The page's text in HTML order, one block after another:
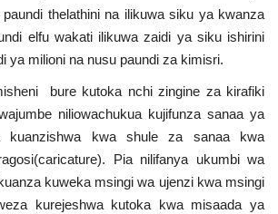
thelathini na ilikuwa siku ya kwanza
elfu wakati ilikuwa zaidi ya siku ishirini
ya milioni na nusu paundi za kimisri.
bure kutoka nchi zingine za kirafiki
niliowachukua kujifunza sanaa ya
kuanzishwa kwa shule za sanaa kwa
Pia nilifanya ukumbi wa
kuweka msingi wa ujenzi kwa msingi
kurejeshwa kutoka kwa misaada ya